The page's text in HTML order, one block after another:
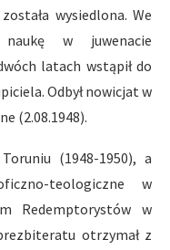
wysiedlona. We
w juwenacie
latach wstąpił do
Odbył nowicjat w
(2.08.1948).
(1948-1950), a
teologiczne w
Redemptorystów w
otrzymał z